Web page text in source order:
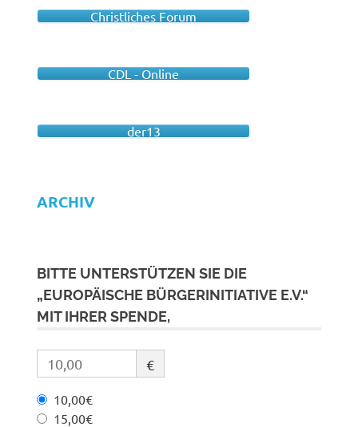
Christliches Forum
CDL - Online
der13
ARCHIV
BITTE UNTERSTÜTZEN SIE DIE
„EUROPÄISCHE BÜRGERINITIATIVE E.V.“
MIT IHRER SPENDE,
€
10,00€
15,00€